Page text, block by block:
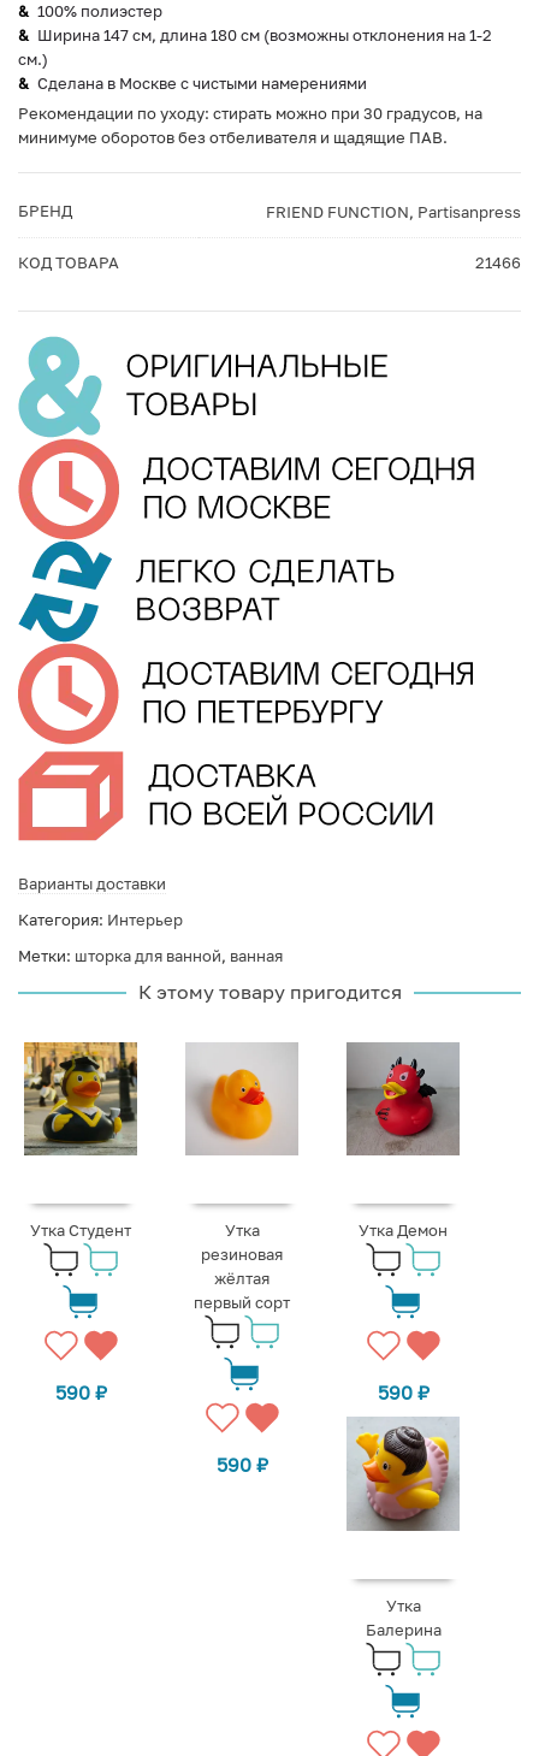
100% полиэстер
Ширина 147 см, длина 180 см (возможны отклонения на 1-2
см.)
Сделана в Москве с чистыми намерениями
Рекомендации по уходу: стирать можно при 30 градусов, на
минимуме оборотов без отбеливателя и щадящие ПАВ.
БРЕНД FRIEND FUNCTION, Partisanpress
КОД ТОВАРА 21466
Варианты доставки
Категория: Интерьер
Метки: шторка для ванной, ванная
К этому товару пригодится
Утка Студент
590 ₽
Утка
резиновая
жёлтая
первый сорт
590 ₽
Утка Демон
590 ₽
Утка
Балерина